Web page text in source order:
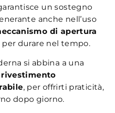
un sostegno
anche nell’uso
di apertura
durare nel tempo.
si abbina a una
rivestimento
, per offrirti praticità,
dopo giorno.